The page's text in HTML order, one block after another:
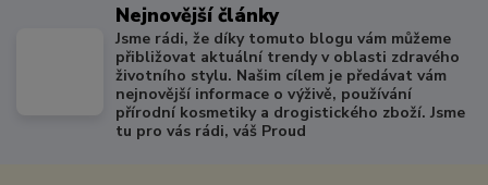
Nejnovější články
Jsme rádi, že díky tomuto blogu vám můžeme
přibližovat aktuální trendy v oblasti zdravého
životního stylu. Našim cílem je předávat vám
nejnovější informace o výživě, používání
přírodní kosmetiky a drogistického zboží. Jsme
tu pro vás rádi, váš Proud